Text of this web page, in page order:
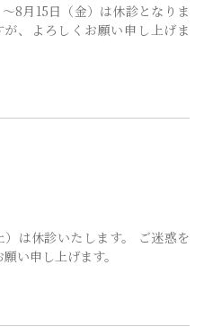
8月15日（金）は休診となりま
、よろしくお願い申し上げま
は休診いたします。 ご迷惑を
い申し上げます。